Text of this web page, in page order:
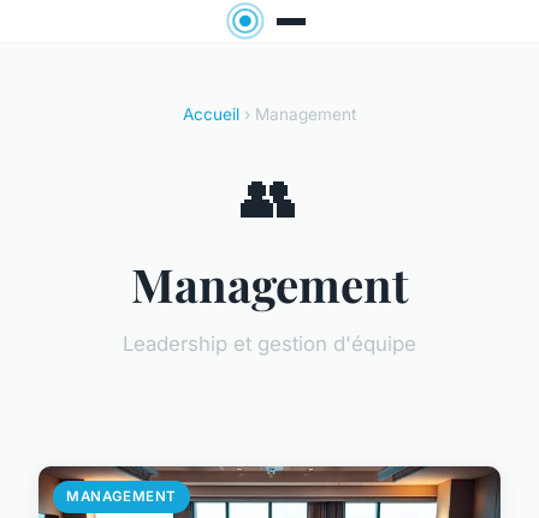
Accueil › Management
👥
Management
Leadership et gestion d'équipe
MANAGEMENT